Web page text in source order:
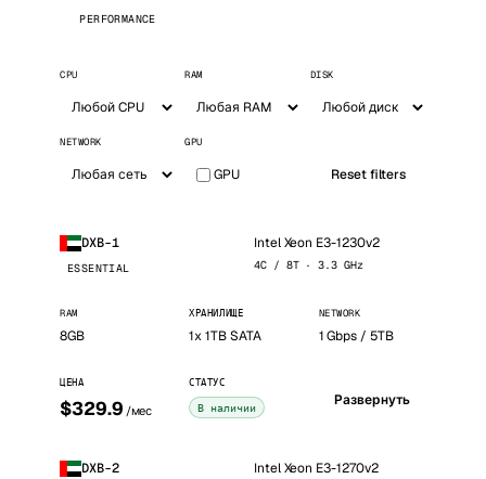
PERFORMANCE
CPU RAM DISK
NETWORK GPU
GPU Reset filters
DXB-1
ESSENTIAL
Intel Xeon E3-1230v2
4C / 8T · 3.3 GHz
RAM
8GB
ХРАНИЛИЩЕ
1x 1TB SATA
NETWORK
1 Gbps / 5TB
ЦЕНА
$329.9 /мес
СТАТУС
В наличии Развернуть
DXB-2 Intel Xeon E3-1270v2